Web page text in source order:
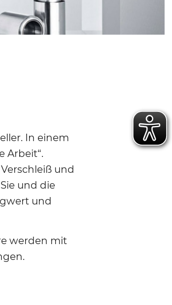
In einem
Arbeit“.
und
und die
und
werden mit